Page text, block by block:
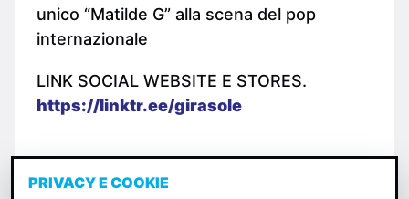
unico “Matilde G” alla scena del pop
internazionale
LINK SOCIAL WEBSITE E STORES.
https://linktr.ee/girasole
PRIVACY E COOKIE